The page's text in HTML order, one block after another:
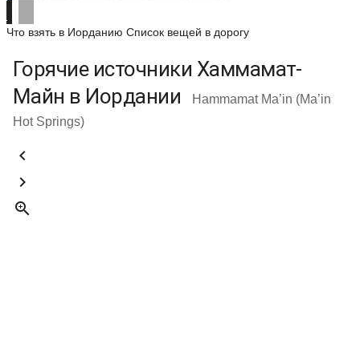
Что взять в Иорданию Список вещей в дорогу
Горячие источники Хаммамат-
Майн в Иордании
Hammamat Ma’in (Ma’in
Hot Springs)


